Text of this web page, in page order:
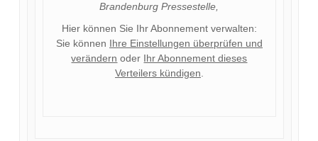
Brandenburg Pressestelle,
Hier können Sie Ihr Abonnement verwalten:
Sie können Ihre Einstellungen überprüfen und
verändern oder Ihr Abonnement dieses
Verteilers kündigen